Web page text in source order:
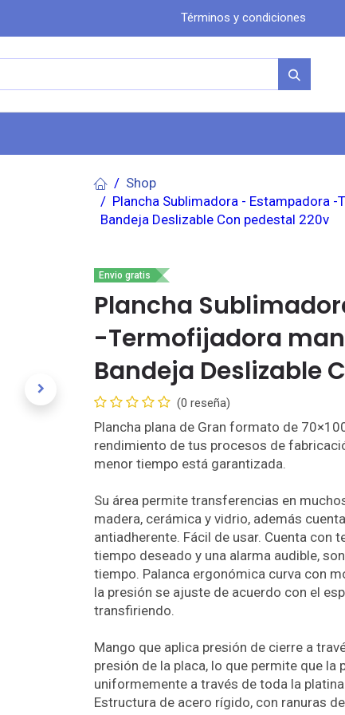
Términos y condicio​nes
Shop
Plancha Sublimadora - Estampadora
Bandeja Deslizable Con pedestal 220v
Envio gratis
Plancha
-Termofijadora
Bandeja Deslizable
(0 reseña)
Plancha plana de Gran formato de
rendimiento de tus procesos de
menor tiempo está garantizada.
Su área permite transferencias en
madera, cerámica y vidrio, además
antiadherente. Fácil de usar. Cuenta con
tiempo deseado y una alarma audible,
tiempo. Palanca ergonómica curva con
la presión se ajuste de acuerdo con el
transfiriendo.
Mango que aplica presión de cierre a
presión de la placa, lo que permite que la
uniformemente a través de toda la
Estructura de acero rígido, con ranuras